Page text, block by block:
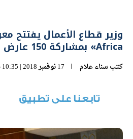
Africa» بمشاركة 150 عارض اليوم
كتب سناء علام 17 نوفمبر 2018 | 10:35 ص